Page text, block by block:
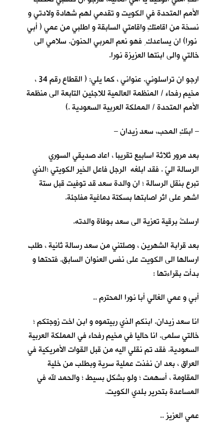
الأمم المتحدة في الكويت و تقدمي لهم شهادة ولادتي و
نسخة من اقامتكِ واقامتي السابقة و اطلبي من عمي ( أبي
نورا) ان يساعدك ِ فهو نعم المربي الحنون. سلامي الى
خالتي والى ابنتها العزيزة نورا.
ارجو ان تراسلوني. عنواني ، كما يلي: ( القطاع رقم 34 ،
مخيم رفحاء / المنظمة العالمية للاجئين التابعة الى منظمة
الأمم المتحدة / المملكة العربية السعودية .)
– ابنكِ المحب، سعد زيدان –
بعد مرور ثلاثة اسابيع تقريبا ، اعاد صديقي السوري
الرسالة اليّ . فقد ابلغه الرجل فاعل الخير الكويتي ؛الذي
تبرع بنقل الرسالة ؛ ان والدة سعد قد توفيت قبل ستة
اشهر على اثر اصابتها بسكتة دماغية مفاجئة.
ارسلتُ برقية تعزية الى سعد بوفاة والدته.
بعد قرابة الشهرين ، وصلتني من سعد رسالة ثانية ، طلب
ارسالها الى الكويت على نفس العنوان السابق. فتحتها و
بدأت بقراءتها :
أبي و عمي الغالي أبا نورا المحترم ..
انا سعد زيدان. ابنكم الذي ربيتموه و ابن اخت زوجتكم ؛
خالتي سلمى. انا حاليا في مخيم رفحاء في المملكة العربية
السعودية. فقد تم نقلي اليه من قبل القوات الأمريكية في
العراق ، بعد ان نفذت عملية سرية وبطلب من خلية
المقاومة ، أسهمت ؛ ولو بشكل بسيط ؛ والحمد لله في
المساعدة بتحرير بلدي الكويت.
عمي العزيز ..